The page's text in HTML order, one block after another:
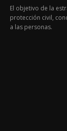
El objetivo de la
protección civil,
a las personas.